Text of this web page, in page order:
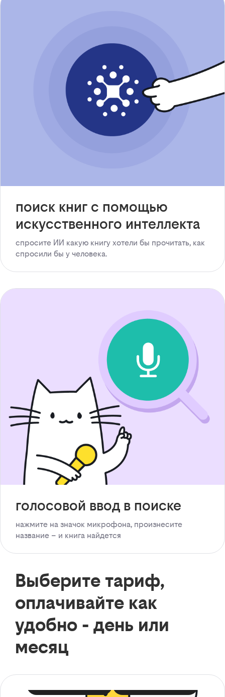
поиск книг с помощью
искусственного интеллекта
спросите ИИ какую книгу хотели бы прочитать, как
спросили бы у человека.
голосовой ввод в поиске
нажмите на значок микрофона, произнесите
название – и книга найдется
Выберите тариф,
оплачивайте как
удобно - день или
месяц